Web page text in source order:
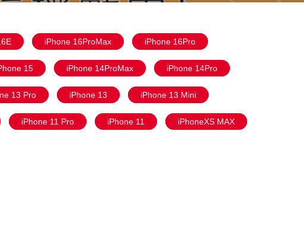
iPhone 16ProMax iPhone 16Pro
15 iPhone 14ProMax iPhone 14Pro
13 Pro iPhone 13 iPhone 13 Mini
iPhone 11 Pro iPhone 11 iPhoneXS MAX